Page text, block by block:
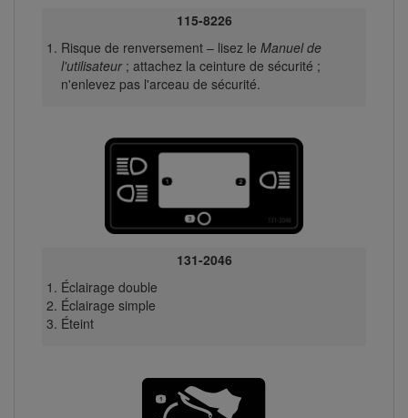
115-8226
Risque de renversement – lisez le Manuel de
l'utilisateur; attachez la ceinture de sécurité ;
n'enlevez pas l'arceau de sécurité.
131-2046
Éclairage double
Éclairage simple
Éteint